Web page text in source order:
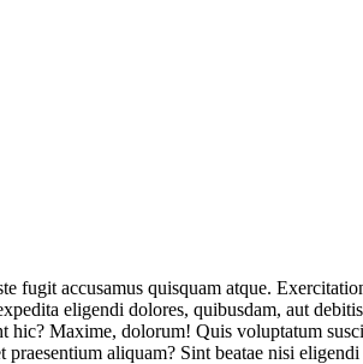
fugit accusamus quisquam atque.
eligendi dolores, quibusdam, aut
hic? Maxime, dolorum! Quis voluptatum
aliquam? Sint beatae nisi